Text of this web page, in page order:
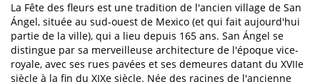
La Fête des fleurs est une tradition de l'ancien village de San
Ángel, située au sud-ouest de Mexico (et qui fait aujourd'hui
partie de la ville), qui a lieu depuis 165 ans. San Ángel se
distingue par sa merveilleuse architecture de l'époque vice-
royale, avec ses rues pavées et ses demeures datant du XVIIe
siècle à la fin du XIXe siècle. Née des racines de l'ancienne